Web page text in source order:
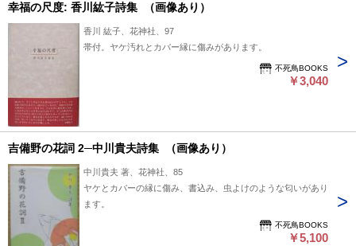
幸福の尺度: 香川紘子詩集 （画像あり）
香川 紘子、花神社、97
帯付。ヤケ汚れとカバー縁に傷みがあります。
不死鳥BOOKS
￥3,040
吉備野の花詞 2─中川貴夫詩集 （画像あり）
中川貴夫 著、花神社、85
ヤケとカバーの縁に傷み、書込み、虫よけのような匂いがあり
ます。
不死鳥BOOKS
￥5,100